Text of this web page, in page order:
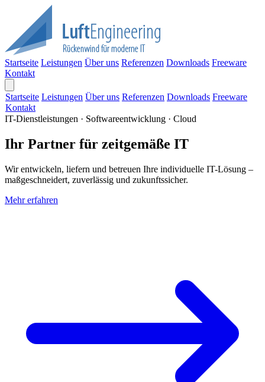
Startseite Leistungen Über uns Referenzen Downloads Freeware
Kontakt
Startseite Leistungen Über uns Referenzen Downloads Freeware
Kontakt
IT-Dienstleistungen · Softwareentwicklung · Cloud
Ihr Partner für zeitgemäße IT
Wir entwickeln, liefern und betreuen Ihre individuelle IT-Lösung –
maßgeschneidert, zuverlässig und zukunftssicher.
Mehr erfahren